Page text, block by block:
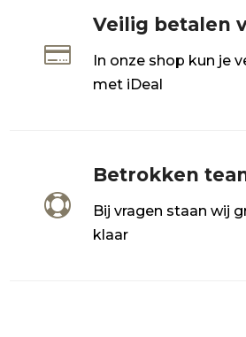

Veilig betalen
In onze shop kun je
met iDeal

Betrokken
Bij vragen staan wij
klaar